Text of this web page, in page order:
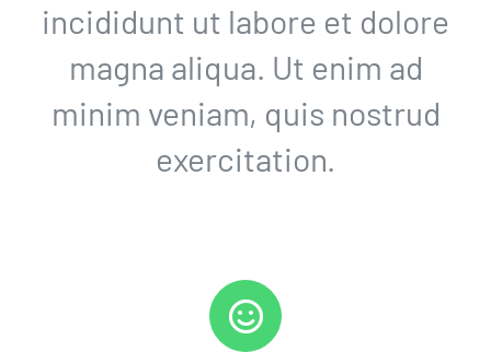
incididunt ut labore et dolore
magna aliqua. Ut enim ad
minim veniam, quis nostrud
exercitation.